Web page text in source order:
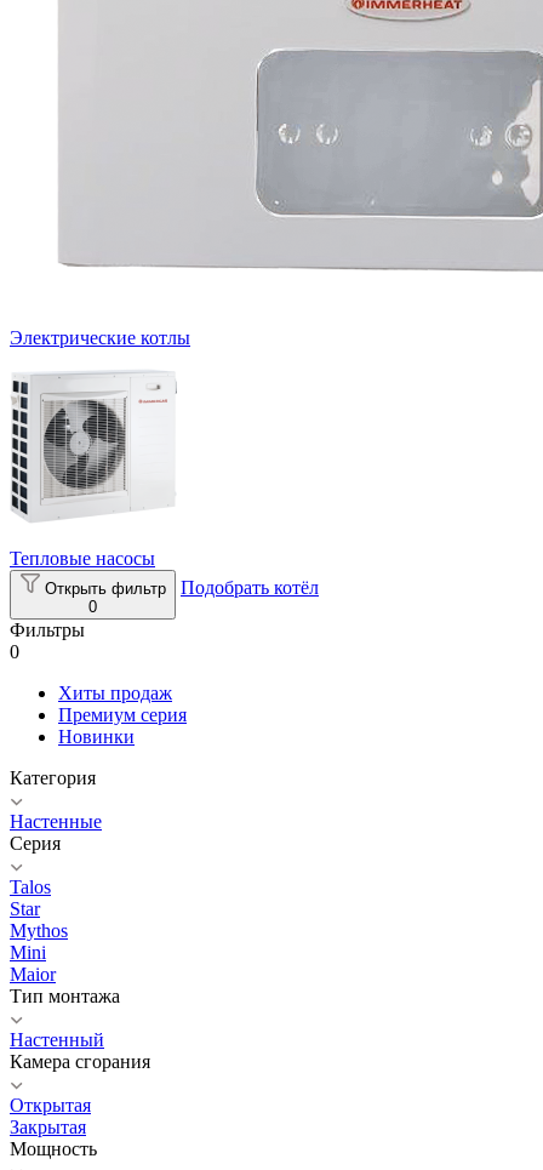
Электрические котлы
Тепловые насосы
Открыть фильтр
0
Подобрать котёл
Фильтры
0
Хиты продаж
Премиум серия
Новинки
Категория
Настенные
Серия
Talos
Star
Mythos
Mini
Maior
Тип монтажа
Настенный
Камера сгорания
Открытая
Закрытая
Мощность